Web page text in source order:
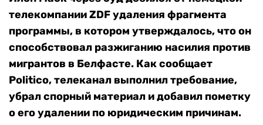
телекомпании ZDF удаления фрагмента
программы, в котором утверждалось, что он
способствовал разжиганию насилия против
мигрантов в Белфасте. Как сообщает
Politico, телеканал выполнил требование,
убрал спорный материал и добавил пометку
о его удалении по юридическим причинам.